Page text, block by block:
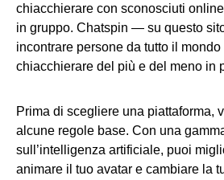
chiacchierare con sconosciuti
in gruppo. Chatspin — su questo
incontrare persone da tutto il
chiacchierare del più e del meno in
Prima di scegliere una piattaforma,
alcune regole base. Con una
sull’intelligenza artificiale, puoi
animare il tuo avatar e cambiare la